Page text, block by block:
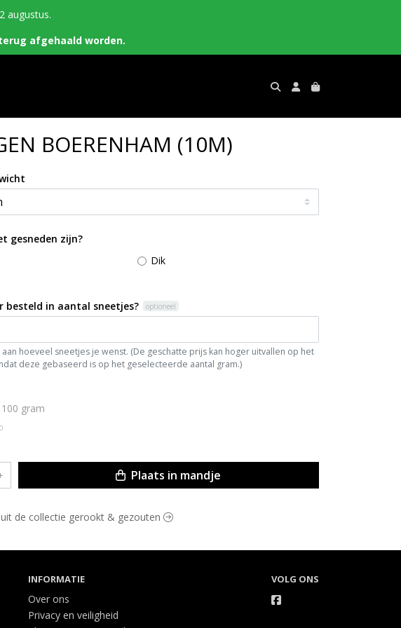
augustus.
afgehaald worden.
BOERENHAM (10M)
gewicht
gesneden zijn?
Dik
besteld in aantal sneetjes? optioneel
hoeveel sneetjes je wenst. (De geschatte prijs kan hoger uitvallen op het
deze gebaseerd is op het geselecteerde aantal gram.)
100 gram
Plaats in mandje
de collectie gerookt & gezouten
INFORMATIE
Over ons
Privacy en veiligheid
VOLG ONS